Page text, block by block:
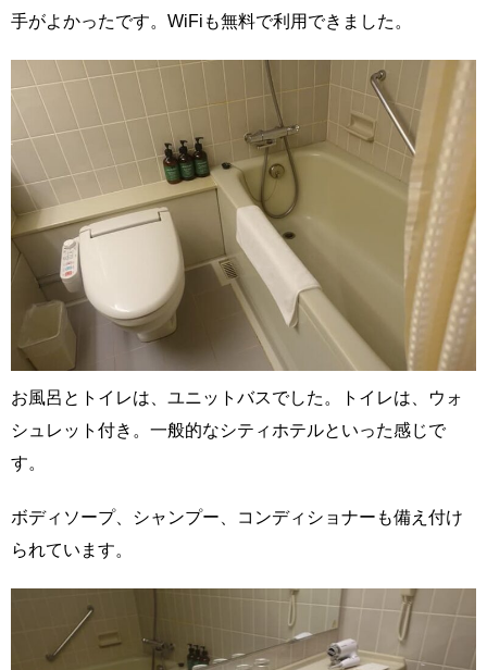
手がよかったです。WiFiも無料で利用できました。
お風呂とトイレは、ユニットバスでした。トイレは、ウォ
シュレット付き。一般的なシティホテルといった感じで
す。
ボディソープ、シャンプー、コンディショナーも備え付け
られています。